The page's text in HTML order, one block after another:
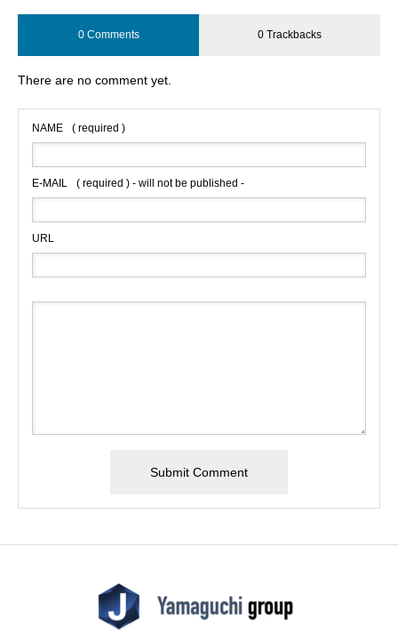
0 Comments 0 Trackbacks
There are no comment yet.
NAME ( required )
E-MAIL ( required ) - will not be published -
URL